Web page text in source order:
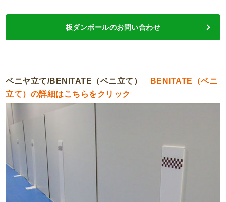
板ダンボールのお問い合わせ
ベニヤ立て/BENITATE（ベニ立て） BENITATE（ベニ
立て）の詳細はこちらをクリック